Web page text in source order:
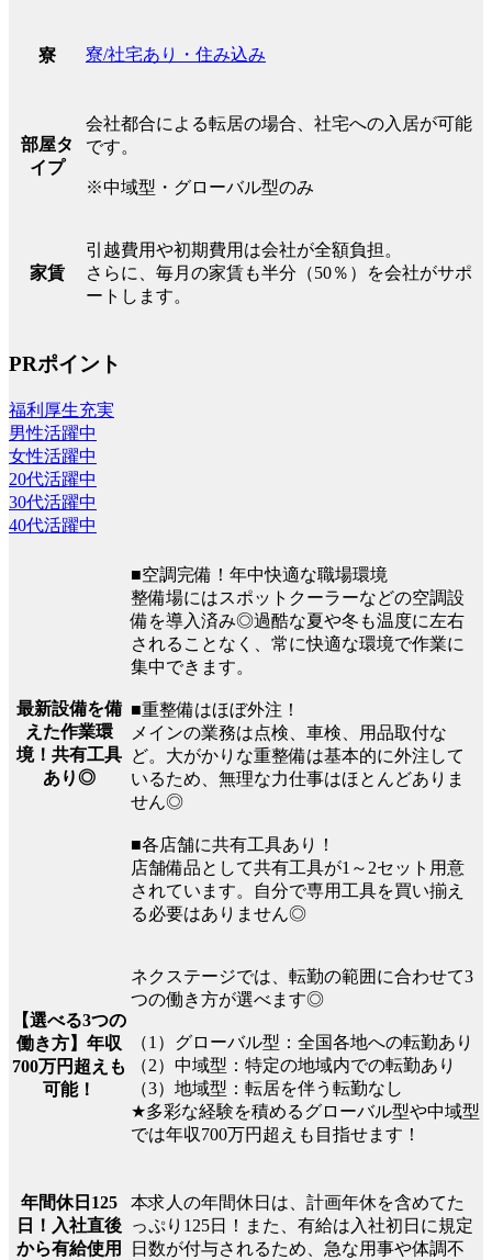
寮 寮/社宅あり・住み込み
部屋タ
イプ
会社都合による転居の場合、社宅への入居が可能
です。
※中域型・グローバル型のみ
家賃
引越費用や初期費用は会社が全額負担。
さらに、毎月の家賃も半分（50％）を会社がサポ
ートします。
PRポイント
福利厚生充実
男性活躍中
女性活躍中
20代活躍中
30代活躍中
40代活躍中
最新設備を備
えた作業環
境！共有工具
あり◎
■空調完備！年中快適な職場環境
整備場にはスポットクーラーなどの空調設
備を導入済み◎過酷な夏や冬も温度に左右
されることなく、常に快適な環境で作業に
集中できます。
■重整備はほぼ外注！
メインの業務は点検、車検、用品取付な
ど。大がかりな重整備は基本的に外注して
いるため、無理な力仕事はほとんどありま
せん◎
■各店舗に共有工具あり！
店舗備品として共有工具が1～2セット用意
されています。自分で専用工具を買い揃え
る必要はありません◎
【選べる3つの
働き方】年収
700万円超えも
可能！
ネクステージでは、転勤の範囲に合わせて3
つの働き方が選べます◎
（1）グローバル型：全国各地への転勤あり
（2）中域型：特定の地域内での転勤あり
（3）地域型：転居を伴う転勤なし
★多彩な経験を積めるグローバル型や中域型
では年収700万円超えも目指せます！
年間休日125
日！入社直後
から有給使用
本求人の年間休日は、計画年休を含めてた
っぷり125日！また、有給は入社初日に規定
日数が付与されるため、急な用事や体調不